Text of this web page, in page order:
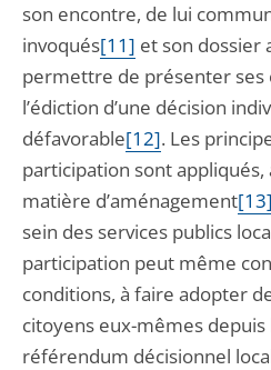
son encontre, de lui
invoqués[11] et son dossier
permettre de présenter ses
l’édiction d’une décision
défavorable[12]. Les
participation sont appliqués,
matière d’aménagement[13]
sein des services publics
participation peut même
conditions, à faire adopter
citoyens eux-mêmes depuis
référendum décisionnel